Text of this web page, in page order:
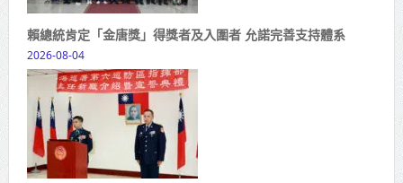
賴總統肯定「金唐獎」得獎者及入圍者 允諾完善支持體系
2026-08-04